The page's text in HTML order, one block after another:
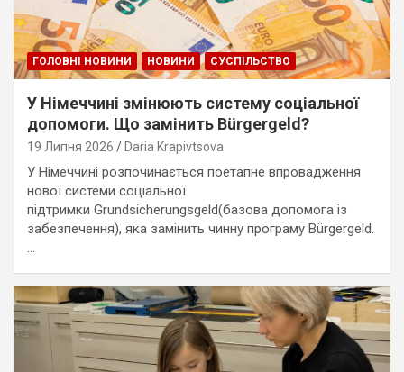
ГОЛОВНІ НОВИНИ НОВИНИ СУСПІЛЬСТВО
У Німеччині змінюють систему соціальної
допомоги. Що замінить Bürgergeld?
19 Липня 2026 Daria Krapivtsova
У Німеччині розпочинається поетапне впровадження
нової системи соціальної
підтримки Grundsicherungsgeld(базова допомога із
забезпечення), яка замінить чинну програму Bürgergeld.